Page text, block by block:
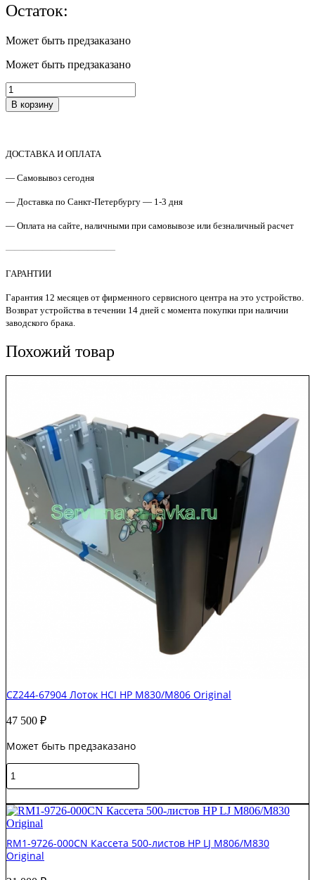
Остаток:
Может быть предзаказано
Может быть предзаказано
Количество
товара
RM1-
RC3-
Крышка
2
LJ
400
/
S'tech
В корзину
ДОСТАВКА И ОПЛАТА
— Самовывоз сегодня
— Доставка по Санкт-Петербургу — 1-3 дня
— Оплата на сайте, наличными при самовывозе или безналичный расчет
————————————
ГАРАНТИИ
Гарантия 12 месяцев от фирменного сервисного центра на это устройство.
Возврат устройства в течении 14 дней с момента покупки при наличии
заводского брака.
Похожий товар
CZ244-67904 Лоток HCI HP M830/M806 Original
47 500 ₽
Может быть предзаказано
Количество
товара
67904
Лоток
HCI
HP
M830/M806
RM1-9726-000CN Кассета 500-листов HP LJ M806/M830
Original